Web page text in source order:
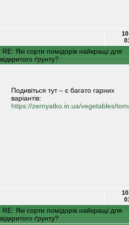
RE: Які сорти помідорів найкращі для
відкритого ґрунту?
Подивіться тут – є багато гарних
варіантів:
https://zernyatko.in.ua/vegetables/
RE: Які сорти помідорів найкращі для
відкритого ґрунту?